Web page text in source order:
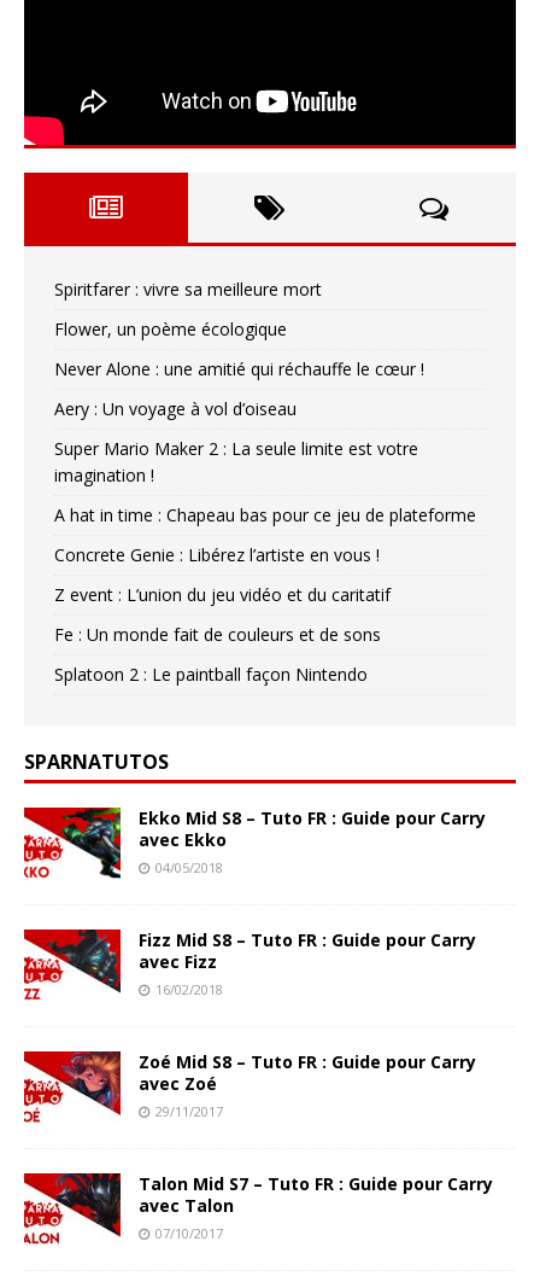
Spiritfarer : vivre sa meilleure mort
Flower, un poème écologique
Never Alone : une amitié qui réchauffe le cœur !
Aery : Un voyage à vol d’oiseau
Super Mario Maker 2 : La seule limite est votre
imagination !
A hat in time : Chapeau bas pour ce jeu de plateforme
Concrete Genie : Libérez l’artiste en vous !
Z event : L’union du jeu vidéo et du caritatif
Fe : Un monde fait de couleurs et de sons
Splatoon 2 : Le paintball façon Nintendo
SPARNATUTOS
Ekko Mid S8 – Tuto FR : Guide pour Carry
avec Ekko
04/05/2018
Fizz Mid S8 – Tuto FR : Guide pour Carry
avec Fizz
16/02/2018
Zoé Mid S8 – Tuto FR : Guide pour Carry
avec Zoé
29/11/2017
Talon Mid S7 – Tuto FR : Guide pour Carry
avec Talon
07/10/2017